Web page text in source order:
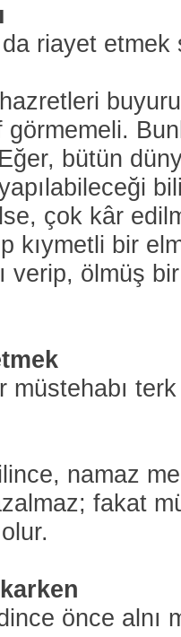
riayet etmek
hazretleri
görmemeli.
bütün
çok kâr
kıymetli bir
verip, ölmüş
müstehabı
namaz
fakat
önce alnı